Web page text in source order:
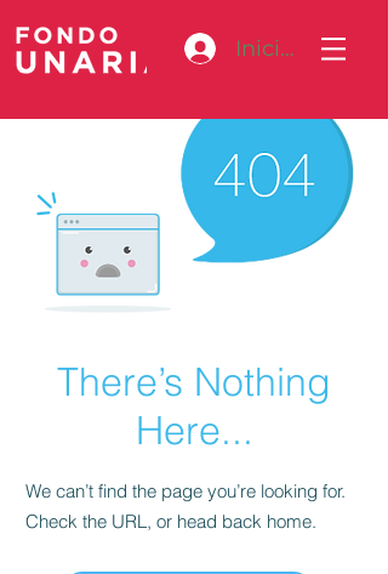
Iniciar sesión
There’s Nothing
Here...
We can’t find the page you’re looking for.
Check the URL, or head back home.